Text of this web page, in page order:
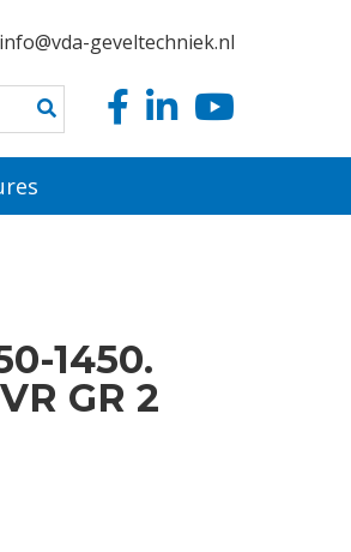
info@vda-geveltechniek.nl
1450.
GR 2